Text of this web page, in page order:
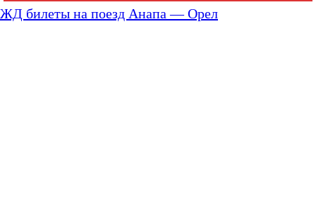
ЖД билеты на поезд Анапа — Орел